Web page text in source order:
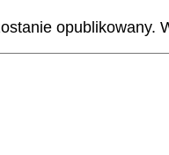
opublikowany.